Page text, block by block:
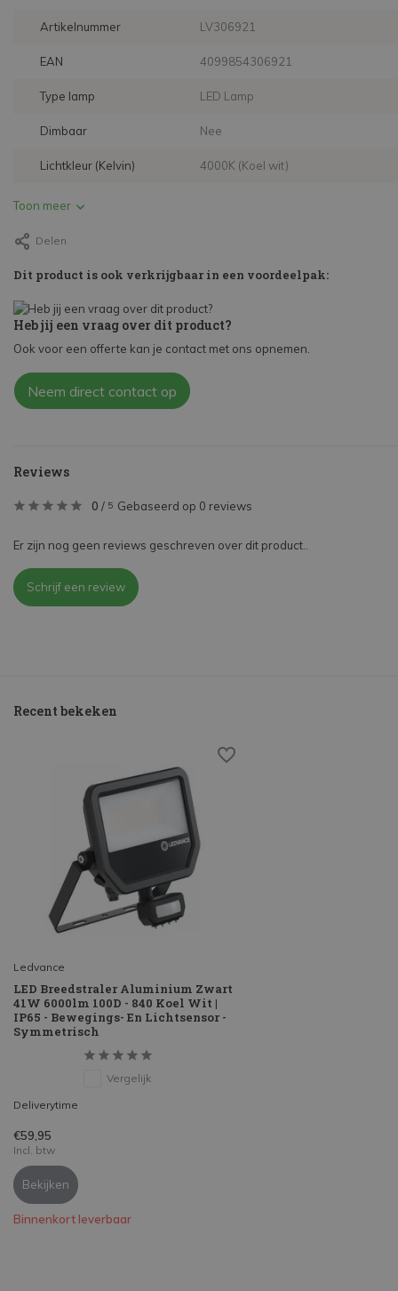
Artikelnummer LV306921
EAN 4099854306921
Type lamp LED Lamp
Dimbaar Nee
Lichtkleur (Kelvin) 4000K (Koel wit)
Toon meer
Delen
Dit product is ook verkrijgbaar in een voordeelpak:
Heb jij een vraag over dit product?
Ook voor een offerte kan je contact met ons opnemen.
Neem direct contact op
Reviews
0 / 5 Gebaseerd op 0 reviews
Er zijn nog geen reviews geschreven over dit product..
Schrijf een review
Recent bekeken
Ledvance
LED Breedstraler Aluminium Zwart
41W 6000lm 100D - 840 Koel Wit |
IP65 - Bewegings- En Lichtsensor -
Symmetrisch
Vergelijk
Deliverytime
€59,95
Incl. btw
Bekijken
Binnenkort leverbaar